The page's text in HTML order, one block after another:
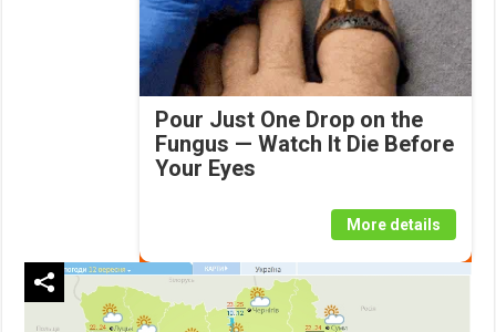
Pour Just One Drop on the
Fungus — Watch It Die Before
Your Eyes
More details